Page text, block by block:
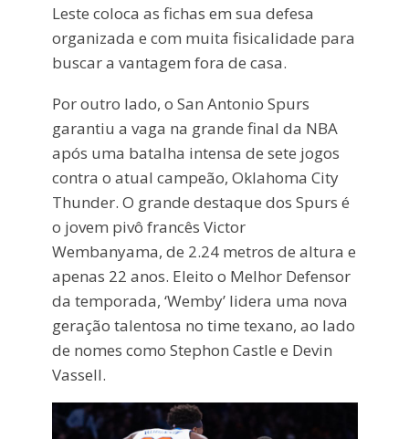
Leste coloca as fichas em sua defesa
organizada e com muita fisicalidade para
buscar a vantagem fora de casa.
Por outro lado, o San Antonio Spurs
garantiu a vaga na grande final da NBA
após uma batalha intensa de sete jogos
contra o atual campeão, Oklahoma City
Thunder. O grande destaque dos Spurs é
o jovem pivô francês Victor
Wembanyama, de 2.24 metros de altura e
apenas 22 anos. Eleito o Melhor Defensor
da temporada, ‘Wemby’ lidera uma nova
geração talentosa no time texano, ao lado
de nomes como Stephon Castle e Devin
Vassell.